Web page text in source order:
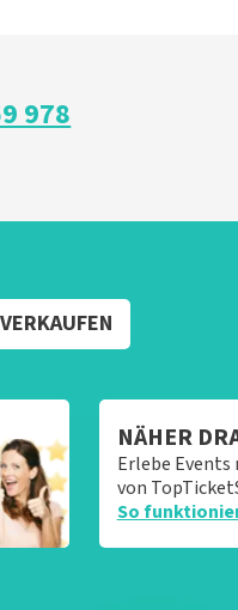
978
NÄHER
Erlebe
von
So